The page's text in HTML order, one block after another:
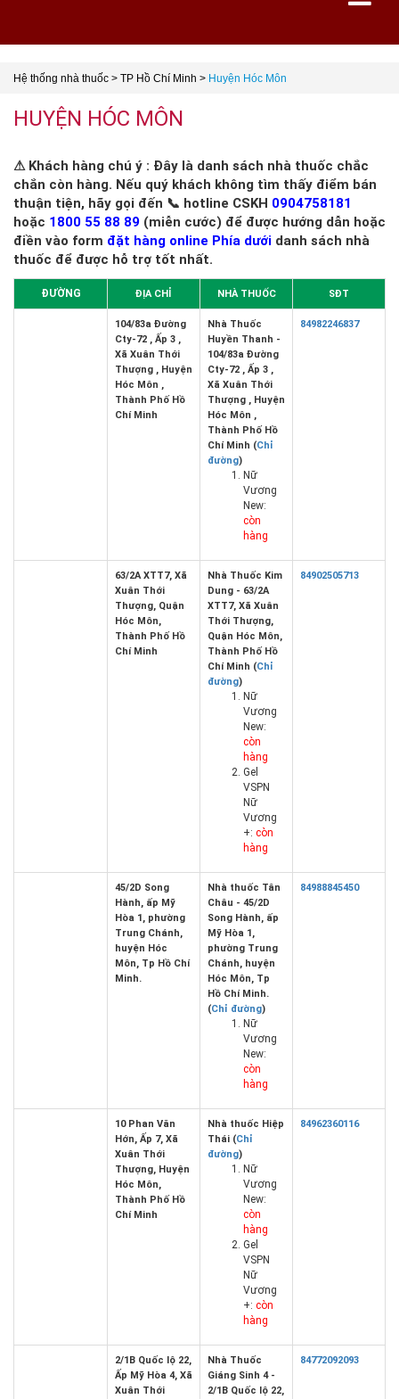
Hệ thống nhà thuốc > TP Hồ Chí Minh > Huyện Hóc Môn
HUYỆN HÓC MÔN
⚠ Khách hàng chú ý : Đây là danh sách nhà thuốc chắc
chắn còn hàng. Nếu quý khách không tìm thấy điểm bán
thuận tiện, hãy gọi đến 📞 hotline CSKH 0904758181
hoặc 1800 55 88 89 (miễn cước) để được hướng dẫn hoặc
điền vào form đặt hàng online Phía dưới danh sách nhà
thuốc để được hỗ trợ tốt nhất.
ĐƯỜNG ĐỊA CHỈ NHÀ THUỐC SĐT
104/83a Đường
Cty-72 , Ấp 3 ,
Xã Xuân Thới
Thượng , Huyện
Hóc Môn ,
Thành Phố Hồ
Chí Minh
Nhà Thuốc
Huyền Thanh -
104/83a Đường
Cty-72 , Ấp 3 ,
Xã Xuân Thới
Thượng , Huyện
Hóc Môn ,
Thành Phố Hồ
Chí Minh (Chỉ
đường)
Nữ
Vương
New:
còn
hàng
84982246837
63/2A XTT7, Xã
Xuân Thới
Thượng, Quận
Hóc Môn,
Thành Phố Hồ
Chí Minh
Nhà Thuốc Kim
Dung - 63/2A
XTT7, Xã Xuân
Thới Thượng,
Quận Hóc Môn,
Thành Phố Hồ
Chí Minh (Chỉ
đường)
Nữ
Vương
New:
còn
hàng
Gel
VSPN
Nữ
Vương
+: còn
hàng
84902505713
45/2D Song
Hành, ấp Mỹ
Hòa 1, phường
Trung Chánh,
huyện Hóc
Môn, Tp Hồ Chí
Minh.
Nhà thuốc Tân
Châu - 45/2D
Song Hành, ấp
Mỹ Hòa 1,
phường Trung
Chánh, huyện
Hóc Môn, Tp
Hồ Chí Minh.
(Chỉ đường)
Nữ
Vương
New:
còn
hàng
84988845450
10 Phan Văn
Hớn, Ấp 7, Xã
Xuân Thới
Thượng, Huyện
Hóc Môn,
Thành Phố Hồ
Chí Minh
Nhà thuốc Hiệp
Thái (Chỉ
đường)
Nữ
Vương
New:
còn
hàng
Gel
VSPN
Nữ
Vương
+: còn
hàng
84962360116
2/1B Quốc lộ 22,
Ấp Mỹ Hòa 4, Xã
Xuân Thới
Nhà Thuốc
Giáng Sinh 4 -
2/1B Quốc lộ 22,
84772092093